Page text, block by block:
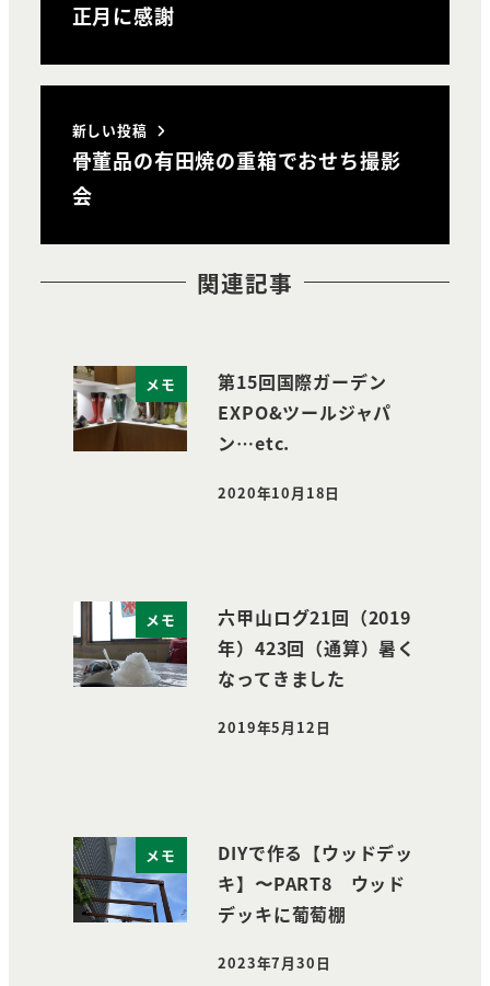
正月に感謝
新しい投稿
骨董品の有田焼の重箱でおせち撮影
会
関連記事
メモ
第15回国際ガーデン
EXPO&ツールジャパ
ン…etc.
投稿日
2020年10月18日
メモ
六甲山ログ21回（2019
年）423回（通算）暑く
なってきました
投稿日
2019年5月12日
メモ
DIYで作る【ウッドデッ
キ】〜PART8 ウッド
デッキに葡萄棚
投稿日
2023年7月30日